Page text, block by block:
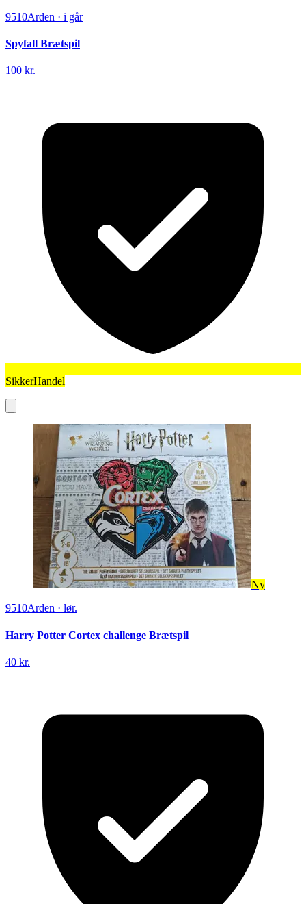
9510Arden · i går
Spyfall Brætspil
100 kr.
SikkerHandel
Ny
9510Arden · lør.
Harry Potter Cortex challenge Brætspil
40 kr.